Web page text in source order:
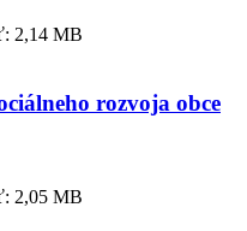
2,14 MB
rozvoja obce
2,05 MB